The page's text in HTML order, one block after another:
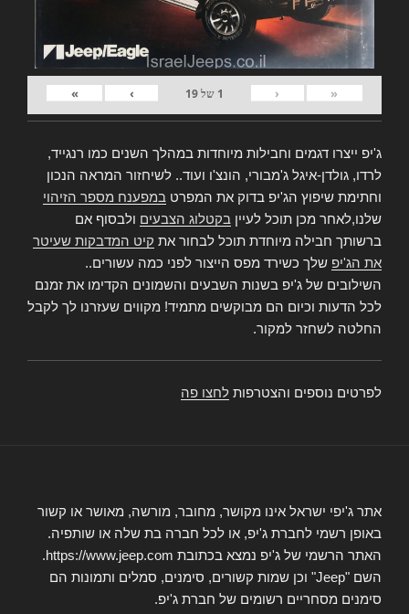
«
‹
1 של19
›
»
ג'יפ ייצרו דגמים וחבילות מיוחדות במהלך השנים כמו רנגייד,
לרדו, גולדן-איגל ג'מבורי, הונצ'ו ועוד.. לשיחזור המראה הנכון
וחתימת שיפוץ הג'יפ בדוק את המפרט במפענח מספר הזיהוי
שלנו,לאחר מכן תוכל לעיין בקטלוג הצבעים ולבסוף אם
ברשותך חבילה מיוחדת תוכל לבחור את קיט המדבקות שעיטר
את הג'יפ שלך כשירד מפס הייצור לפני כמה עשורים..
השילובים של ג'יפ בשנות השבעים והשמונים הקדימו את זמנם
לכל הדעות וכיום הם מבוקשים מתמיד! מקווים שעזרנו לך לקבל
החלטה לשחזר למקור.
לפרטים נוספים והצטרפות לחצו פה
אתר ג'יפי ישראל אינו מקושר, מחובר, מורשה, מאושר או קשור
באופן רשמי לחברת ג'יפ, או לכל חברה בת שלה או שותפיה.
האתר הרשמי של ג'יפ נמצא בכתובת https://www.jeep.com.
השם "Jeep" וכן שמות קשורים, סימנים, סמלים ותמונות הם
סימנים מסחריים רשומים של חברת ג'יפ.